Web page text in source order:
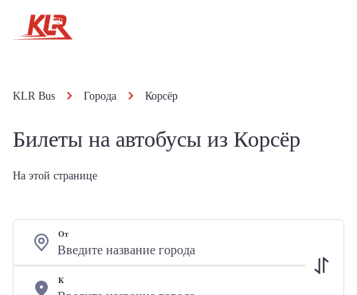
KLR Bus Города Корсёр
Билеты на автобусы из Корсёр
На этой странице
От
К